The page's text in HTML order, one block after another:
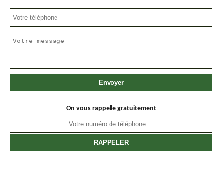
On vous rappelle gratuitement